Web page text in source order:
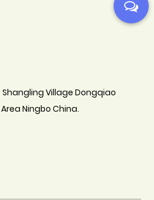
Shangling Village Dongqiao
Ningbo China.